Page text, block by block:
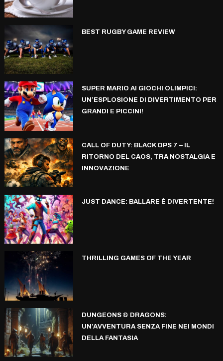
BEST RUGBY GAME REVIEW
SUPER MARIO AI GIOCHI OLIMPICI:
UN’ESPLOSIONE DI DIVERTIMENTO PER
GRANDI E PICCINI!
CALL OF DUTY: BLACK OPS 7 – IL
RITORNO DEL CAOS, TRA NOSTALGIA E
INNOVAZIONE
JUST DANCE: BALLARE È DIVERTENTE!
THRILLING GAMES OF THE YEAR
DUNGEONS & DRAGONS:
UN’AVVENTURA SENZA FINE NEI MONDI
DELLA FANTASIA